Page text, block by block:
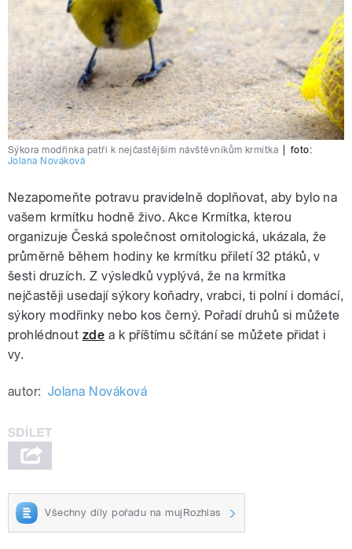
Sýkora modřinka patří k nejčastějším návštěvníkům krmítka
foto:
Jolana Nováková
Nezapomeňte potravu pravidelně doplňovat, aby bylo na
vašem krmítku hodně živo. Akce Krmítka, kterou
organizuje Česká společnost ornitologická, ukázala, že
průměrně během hodiny ke krmítku přiletí 32 ptáků, v
šesti druzích. Z výsledků vyplývá, že na krmítka
nejčastěji usedají sýkory koňadry, vrabci, ti polní i domácí,
sýkory modřinky nebo kos černý. Pořadí druhů si můžete
prohlédnout zde a k příštímu sčítání se můžete přidat i
vy.
autor: Jolana Nováková
Všechny díly pořadu na mujRozhlas